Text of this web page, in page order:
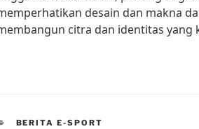
desain dan makna
citra dan identitas yang
CATEGORIES
BERITA E-SPORT